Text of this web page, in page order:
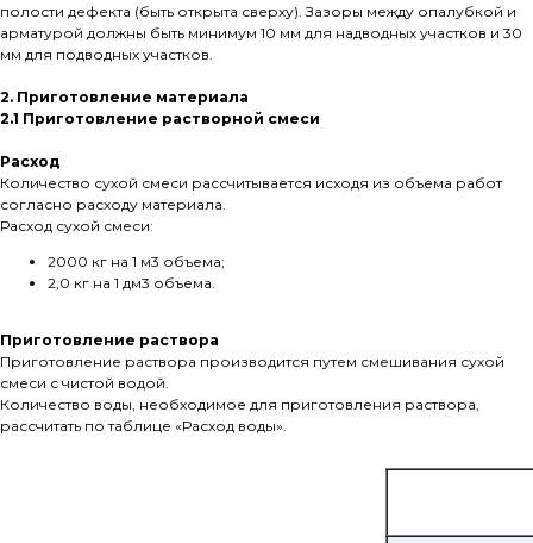
полости дефекта (быть открыта сверху). Зазоры между опалубкой и
арматурой должны быть минимум 10 мм для надводных участков и 30
мм для подводных участков.
2. Приготовление материала
2.1 Приготовление растворной смеси
Расход
Количество сухой смеси рассчитывается исходя из объема работ
согласно расходу материала.
Расход сухой смеси:
2000 кг на 1 м3 объема;
2,0 кг на 1 дм3 объема.
Приготовление раствора
Приготовление раствора производится путем смешивания сухой
смеси с чистой водой.
Количество воды, необходимое для приготовления раствора,
рассчитать по таблице «Расход воды».